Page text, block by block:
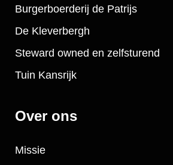
Burgerboerderij de Patrijs
De Kleverbergh
Steward owned en zelfsturend
Tuin Kansrijk
Over ons
Missie